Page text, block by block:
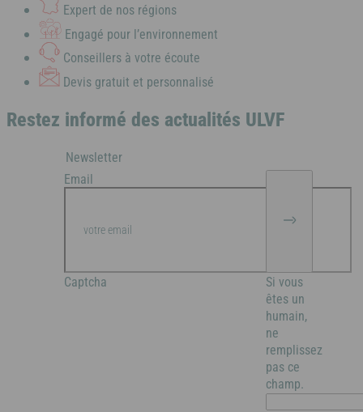
Expert de nos régions
Engagé pour l’environnement
Conseillers à votre écoute
Devis gratuit et personnalisé
Restez informé des actualités ULVF
Newsletter
Email
Captcha
Si vous
êtes un
humain,
ne
remplissez
pas ce
champ.